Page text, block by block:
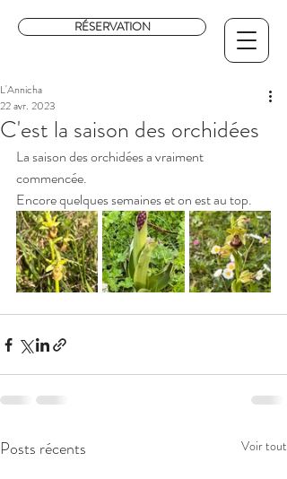
RÉSERVATION
C'est la saison des orchidées
L'Annicha
22 avr. 2023
La saison des orchidées a vraiment
commencée.
Encore quelques semaines et on est au top.
Posts récents Voir tout